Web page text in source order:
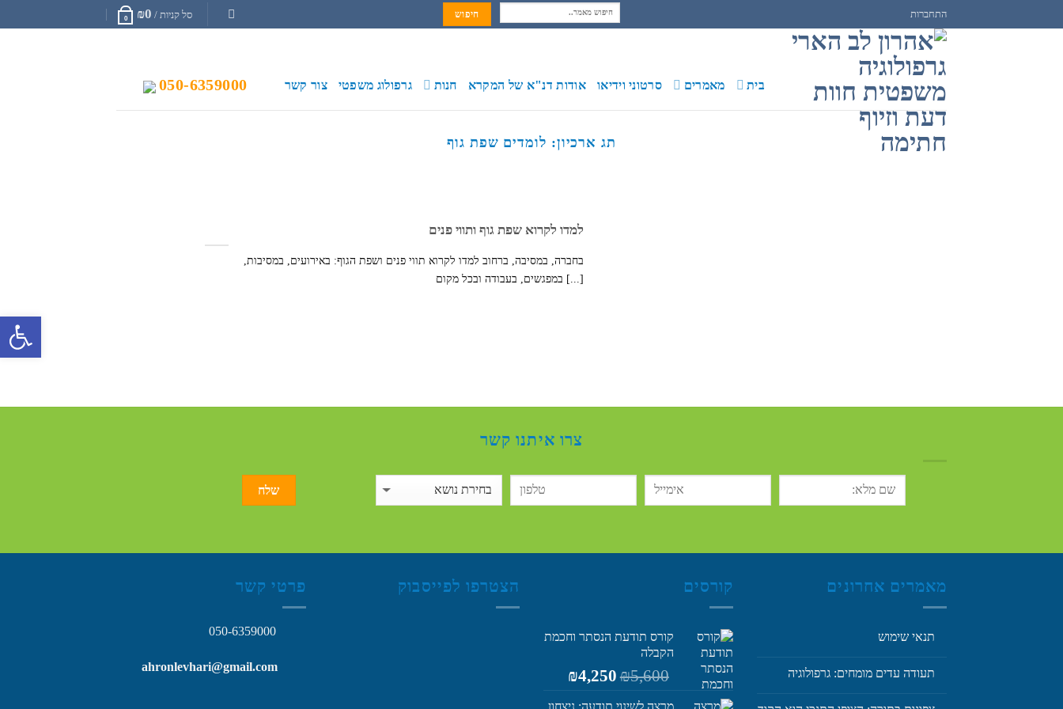
to
התחברות סל קניות / ₪0
0
בית מאמרים סרטוני וידיאו אודות דנ"א של המקרא חנות גרפולוג משפטי צור קשר 050-6359000
תג ארכיון: לומדים שפת גוף
למדו לקרוא שפת גוף ותווי פנים
בחברה, במסיבה, ברחוב למדו לקרוא תווי פנים ושפת הגוף: באירועים, במסיבות,
במפגשים, בעבודה ובכל מקום [...]
צרו איתנו קשר
מאמרים אחרונים
תנאי שימוש
תעודה עדים מומחים: גרפולוגיה
קורסים
קורס תודעת הנסתר וחכמת
הקבלה
₪5,600
המחיר
היה:
₪4,250
הוא:
מרצה לשינוי תודעה: ניצחון
הצטרפו לפייסבוק פרטי קשר
050-6359000
ahronlevhari@gmail.com
פתח